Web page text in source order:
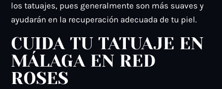
los tatuajes, pues generalmente son más suaves y
ayudarán en la recuperación adecuada de tu piel.
CUIDA TU TATUAJE EN
MÁLAGA EN RED
ROSES